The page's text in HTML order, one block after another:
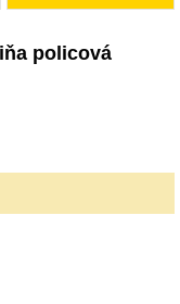
policová